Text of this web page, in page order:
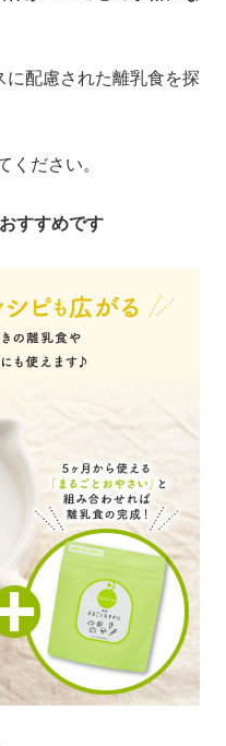
配慮された離乳食を探
ください。
すすめです